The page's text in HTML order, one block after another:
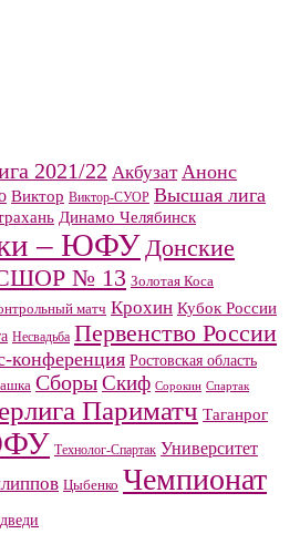
2021/22 Акбузат Анонс
Виктор Виктор-СУОР Высшая лига
Динамо Челябинск
– ЮФУДонские
№ 13 Золотая Коса
матч Крохин Кубок России
Несвадьба Первенство России
конференция Ростовская область
СборыСкиф Сорокин Спартак
Париматч Таганрог
Технолог-Спартак Университет
Цыбенко Чемпионат